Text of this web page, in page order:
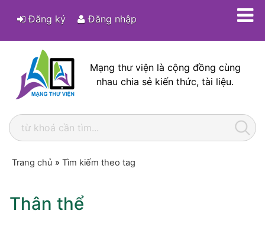
Đăng ký Đăng nhập
Mạng thư viện là cộng đồng cùng
nhau chia sẻ kiến thức, tài liệu.
Trang chủ » Tìm kiếm theo tag
Thân thể